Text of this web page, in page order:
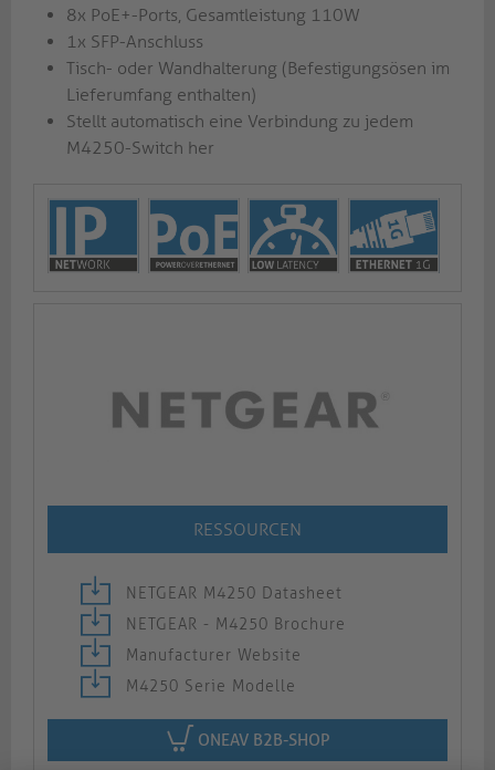
8x PoE+-Ports, Gesamtleistung 110W
1x SFP-Anschluss
Tisch- oder Wandhalterung (Befestigungsösen im
Lieferumfang enthalten)
Stellt automatisch eine Verbindung zu jedem
M4250-Switch her
RESSOURCEN
NETGEAR M4250 Datasheet
NETGEAR - M4250 Brochure
Manufacturer Website
M4250 Serie Modelle
ONEAV B2B-SHOP